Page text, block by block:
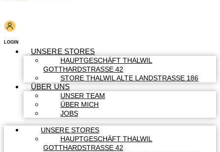
LOGIN
UNSERE STORES
HAUPTGESCHÄFT THALWIL
GOTTHARDSTRASSE 42
STORE THALWIL ALTE LANDSTRASSE 186
ÜBER UNS
UNSER TEAM
ÜBER MICH
JOBS
UNSERE STORES
HAUPTGESCHÄFT THALWIL
GOTTHARDSTRASSE 42